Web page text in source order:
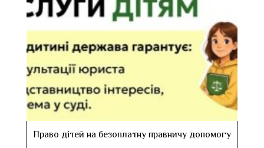
Право дітей на безоплатну правничу допомогу